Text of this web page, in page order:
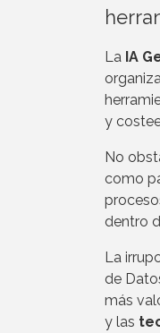
La IA
y
No
como
dentro
La
de
más
y las